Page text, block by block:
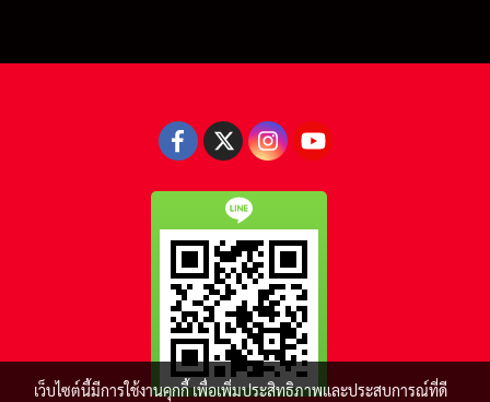
เว็บไซต์นี้มีการใช้งานคุกกี้ เพื่อเพิ่มประสิทธิภาพและประสบการณ์ที่ดี